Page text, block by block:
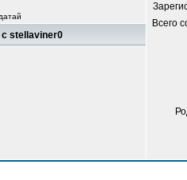
Всего
с stellaviner0